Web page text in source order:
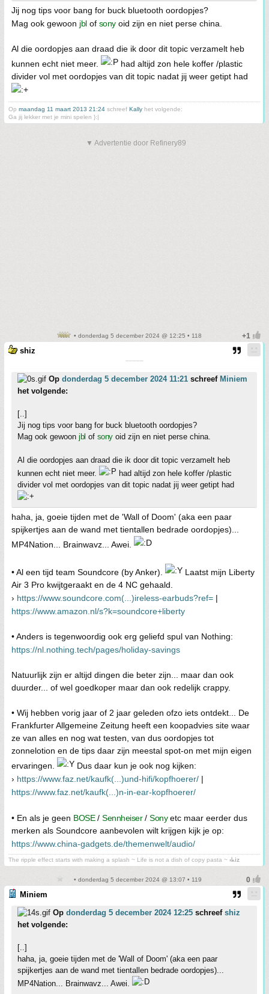
Jij nog tips voor bang for buck bluetooth oordopjes?
Mag ook gewoon jblof sonyoid zijn en niet perse china.
Al die oordopjes aan draad die ik door dit topic verzamelt heb
kunnen echt niet meer.
had altijd zon hele koffer /plastic
divider vol met oordopjes van dit topic nadat jij weer getipt had
Op maandag 11 maart 2013 21:24 schreef Kally het volgende:
Ga jij lekker met je mini spelen }:|
▼ Advertentie door Refinery89
• donderdag 5 december 2024 @ 12:25 • 118
shiz
¯¯¯¯¯
Op donderdag 5 december 2024 11:21 schreef Miniem
het volgende:
[..]
Jij nog tips voor bang for buck bluetooth oordopjes?
Mag ook gewoon jbl of sonyoid zijn en niet perse china.
Al die oordopjes aan draad die ik door dit topic verzamelt heb
kunnen echt niet meer.
had altijd zon hele koffer /plastic
divider vol met oordopjes van dit topic nadat jij weer getipt had
haha, ja, goeie tijden met de 'Wall of Doom' (aka een paar
spijkertjes aan de wand met tientallen bedrade oordopjes)...
MP4Nation... Brainwavz... Awei.
• Al een tijd team Soundcore (by Anker).
Laatst mijn Liberty
Air 3 Pro kwijtgeraakt en de 4 NC gehaald.
› https://www.soundcore.com(...)ireless-earbuds?ref= |
https://www.amazon.nl/s?k=soundcore+liberty
• Anders is tegenwoordig ook erg geliefd spul van Nothing:
https://nl.nothing.tech/pages/holiday-savings
Natuurlijk zijn er altijd dingen die beter zijn... maar dan ook
duurder... of wel goedkoper maar dan ook redelijk crappy.
• Wij hebben vorig jaar of 2 jaar geleden ofzo iets ontdekt... De
Frankfurter Allgemeine Zeitung heeft een koopadvies site waar
ze van alles en nog wat testen, van dus oordopjes tot
zonnelotion en de tips daar zijn meestal spot-on met mijn eigen
ervaringen.
Dus daar kun je ook nog kijken:
› https://www.faz.net/kaufk(...)und-hifi/kopfhoerer/ |
https://www.faz.net/kaufk(...)n-in-ear-kopfhoerer/
• En als je geen BOSE/ Sennheiser/ Sonyetc maar eerder dus
merken als Soundcore aanbevolen wilt krijgen kijk je op:
https://www.china-gadgets.de/themenwelt/audio/
The ripple effect starts with making a splash ~ Life is not a dish of copy pasta ~ ⳽ᖾiz
• donderdag 5 december 2024 @ 13:07 • 119
Miniem
Op donderdag 5 december 2024 12:25 schreef shiz
het volgende:
[..]
haha, ja, goeie tijden met de 'Wall of Doom' (aka een paar
spijkertjes aan de wand met tientallen bedrade oordopjes)...
MP4Nation... Brainwavz... Awei.